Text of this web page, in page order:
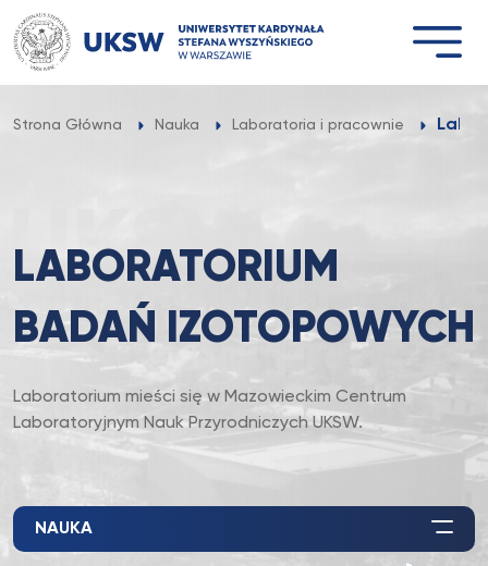
Przejdź
do
treści
Strona Główna Nauka Laboratoria i pracownie
LABORATORIUM
BADAŃ IZOTOPOWYCH
Laboratorium mieści się w Mazowieckim Centrum
Laboratoryjnym Nauk Przyrodniczych UKSW.
NAUKA